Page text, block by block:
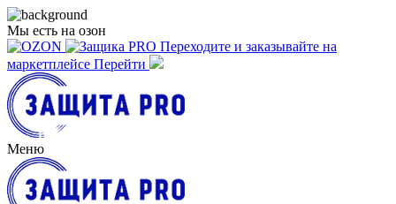
Мы есть на озон
Переходите и заказывайте на
маркетплейсе Перейти
Меню